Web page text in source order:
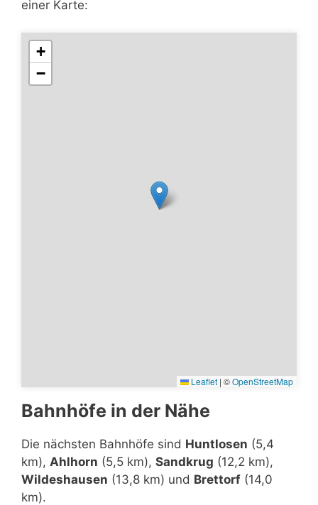
einer Karte:
+
−
Leaflet | ©OpenStreetMap
Bahnhöfe in der Nähe
Die nächsten Bahnhöfe sind Huntlosen (5,4
km), Ahlhorn (5,5 km), Sandkrug (12,2 km),
Wildeshausen (13,8 km) und Brettorf (14,0
km).